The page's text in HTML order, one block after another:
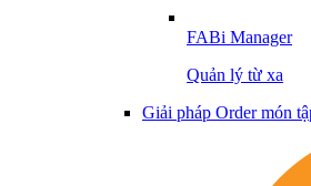
FABi Manager
Quản lý từ xa
Giải pháp Order món